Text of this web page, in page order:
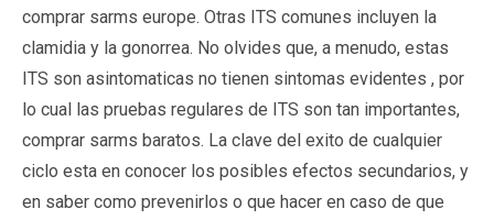
comprar sarms europe. Otras ITS comunes incluyen la
clamidia y la gonorrea. No olvides que, a menudo, estas
ITS son asintomaticas no tienen sintomas evidentes , por
lo cual las pruebas regulares de ITS son tan importantes,
comprar sarms baratos. La clave del exito de cualquier
ciclo esta en conocer los posibles efectos secundarios, y
en saber como prevenirlos o que hacer en caso de que